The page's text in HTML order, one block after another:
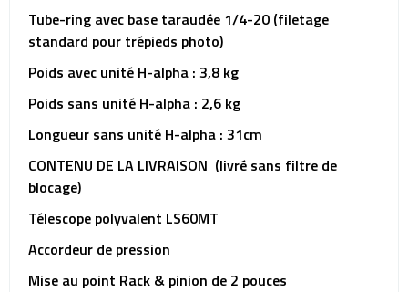
Tube-ring avec base taraudée 1/4-20 (filetage
standard pour trépieds photo)
Poids avec unité H-alpha : 3,8 kg
Poids sans unité H-alpha : 2,6 kg
Longueur sans unité H-alpha : 31cm
CONTENU DE LA LIVRAISON (livré sans filtre de
blocage)
Télescope polyvalent LS60MT
Accordeur de pression
Mise au point Rack & pinion de 2 pouces